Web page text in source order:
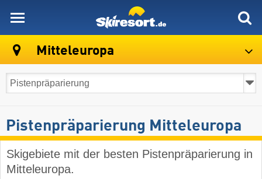
Mitteleuropa
Pistenpräparierung Mitteleuropa
Skigebiete mit der besten Pistenpräparierung in
Mitteleuropa.